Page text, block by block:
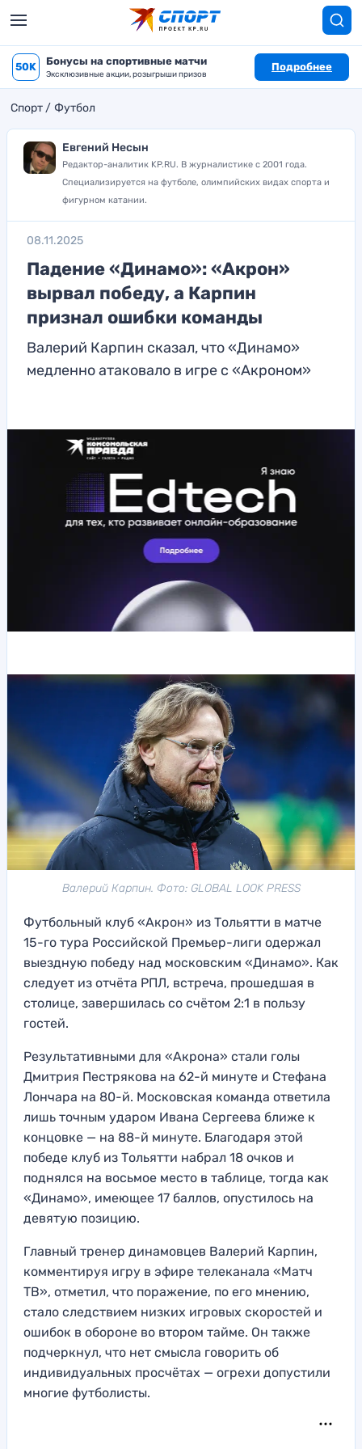
50K Бонусы на спортивные матчи
Эксклюзивные акции, розыгрыши призов
Подробнее
Спорт Футбол
Евгений Несын
Редактор-аналитик KP.RU. В журналистике с 2001 года.
Специализируется на футболе, олимпийских видах спорта и
фигурном катании.
08.11.2025
Падение «Динамо»: «Акрон»
вырвал победу, а Карпин
признал ошибки команды
Валерий Карпин сказал, что «Динамо»
медленно атаковало в игре с «Акроном»
Валерий Карпин. Фото: GLOBAL LOOK PRESS
Футбольный клуб «Акрон» из Тольятти в матче
15-го тура Российской Премьер-лиги одержал
выездную победу над московским «Динамо». Как
следует из отчёта РПЛ, встреча, прошедшая в
столице, завершилась со счётом 2:1 в пользу
гостей.
Результативными для «Акрона» стали голы
Дмитрия Пестрякова на 62-й минуте и Стефана
Лончара на 80-й. Московская команда ответила
лишь точным ударом Ивана Сергеева ближе к
концовке — на 88-й минуте. Благодаря этой
победе клуб из Тольятти набрал 18 очков и
поднялся на восьмое место в таблице, тогда как
«Динамо», имеющее 17 баллов, опустилось на
девятую позицию.
Главный тренер динамовцев Валерий Карпин,
комментируя игру в эфире телеканала «Матч
ТВ», отметил, что поражение, по его мнению,
стало следствием низких игровых скоростей и
ошибок в обороне во втором тайме. Он также
подчеркнул, что нет смысла говорить об
индивидуальных просчётах — огрехи допустили
многие футболисты.